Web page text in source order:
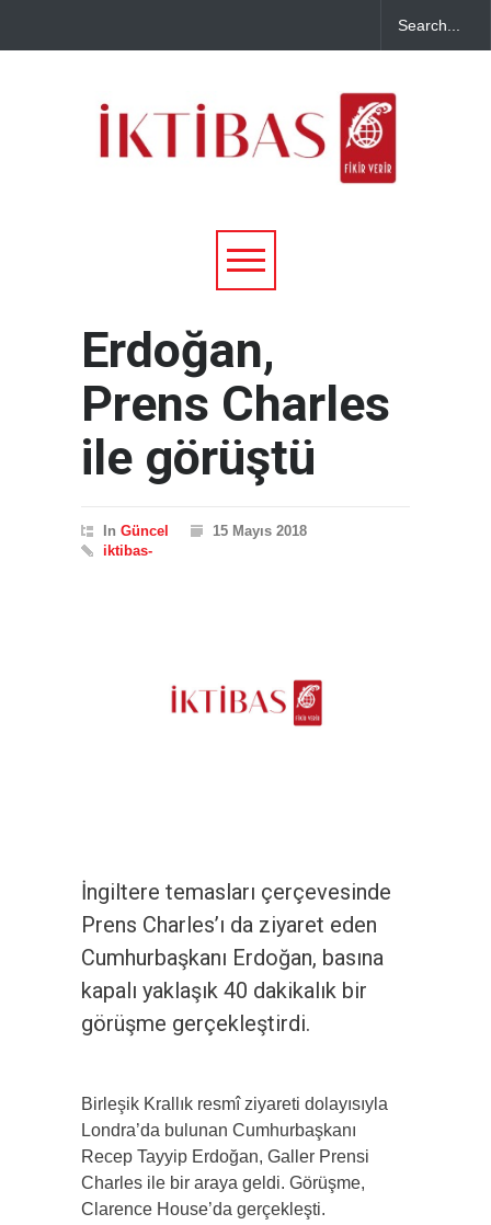
Erdoğan,
Prens Charles
ile görüştü
In Güncel
15 Mayıs 2018
iktibas-
İngiltere temasları çerçevesinde
Prens Charles’ı da ziyaret eden
Cumhurbaşkanı Erdoğan, basına
kapalı yaklaşık 40 dakikalık bir
görüşme gerçekleştirdi.
Birleşik Krallık resmî ziyareti dolayısıyla
Londra’da bulunan Cumhurbaşkanı
Recep Tayyip Erdoğan, Galler Prensi
Charles ile bir araya geldi. Görüşme,
Clarence House’da gerçekleşti.